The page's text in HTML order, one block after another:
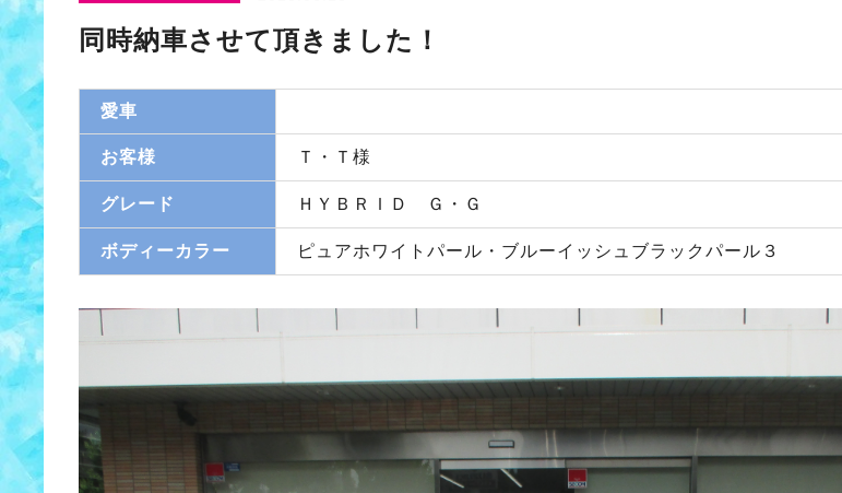
同時納車させて頂きました！
愛車
お客様 Ｔ・Ｔ様
グレード ＨＹＢＲＩＤ Ｇ・Ｇ
ボディーカラー ピュアホワイトパール・ブルーイッシュブラックパール３